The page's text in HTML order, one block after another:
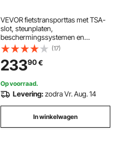
VEVOR fietstransporttas met TSA-
slot, steunplaten,
beschermingssystemen en
vorkstabilisatie, geschikt voor
fietsen met een maximale wielbasis
van 130 cm voor vliegreizen en
buitenactiviteiten.
(17)
23390€
Op voorraad.
Levering:zodra Vr. Aug. 14
In winkelwagen